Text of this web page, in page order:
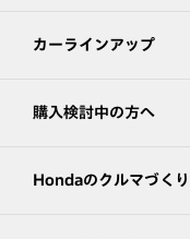
カーラインアップ
購入検討中の方へ
Hondaのクルマづくり